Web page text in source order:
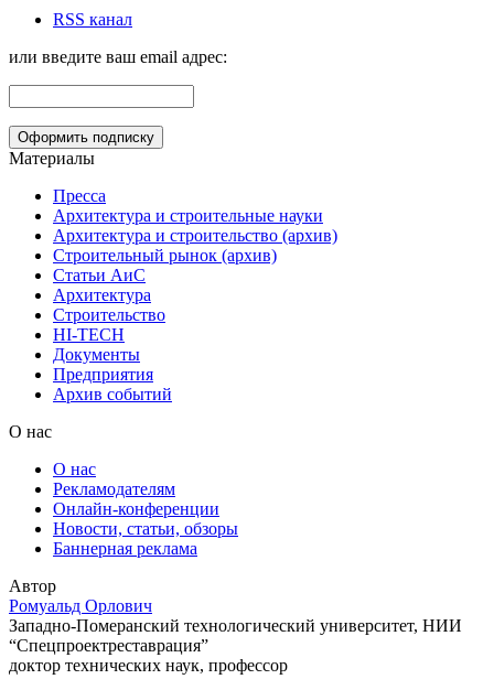
RSS канал
или введите ваш email адрес:
Материалы
Пресса
Архитектура и строительные науки
Архитектура и строительство (архив)
Строительный рынок (архив)
Статьи АиС
Архитектура
Строительство
HI-TECH
Документы
Предприятия
Архив событий
О нас
О нас
Рекламодателям
Онлайн-конференции
Новости, статьи, обзоры
Баннерная реклама
Автор
Ромуальд Орлович
Западно-Померанский технологический университет, НИИ
“Спецпроектреставрация”
доктор технических наук, профессор